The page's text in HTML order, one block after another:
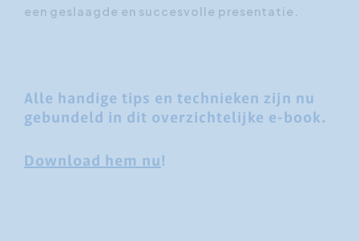
een geslaagde en succesvolle presentatie.
Alle handige tips en technieken zijn nu
gebundeld in dit overzichtelijke e-book.
Download hem nu!